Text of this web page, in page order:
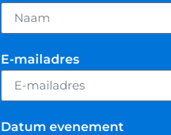
E-mailadres
Datum evenement